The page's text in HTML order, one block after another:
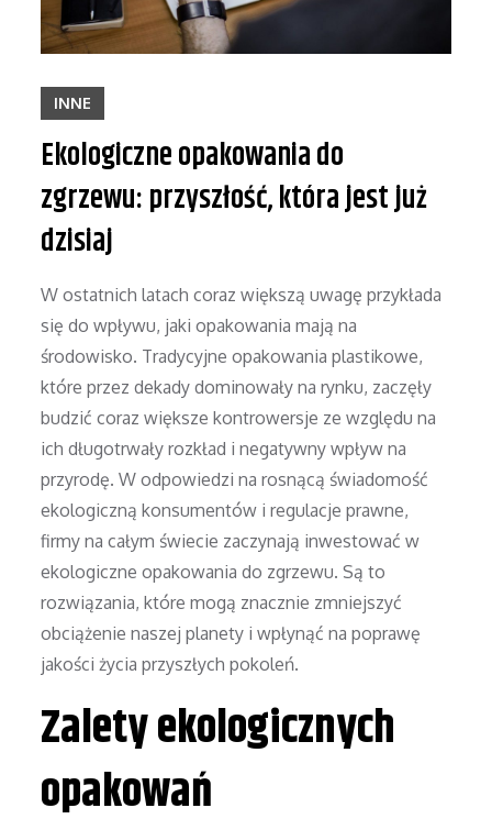
INNE
Ekologiczne opakowania do
zgrzewu: przyszłość, która jest już
dzisiaj
W ostatnich latach coraz większą uwagę przykłada
się do wpływu, jaki opakowania mają na
środowisko. Tradycyjne opakowania plastikowe,
które przez dekady dominowały na rynku, zaczęły
budzić coraz większe kontrowersje ze względu na
ich długotrwały rozkład i negatywny wpływ na
przyrodę. W odpowiedzi na rosnącą świadomość
ekologiczną konsumentów i regulacje prawne,
firmy na całym świecie zaczynają inwestować w
ekologiczne opakowania do zgrzewu. Są to
rozwiązania, które mogą znacznie zmniejszyć
obciążenie naszej planety i wpłynąć na poprawę
jakości życia przyszłych pokoleń.
Zalety ekologicznych
opakowań